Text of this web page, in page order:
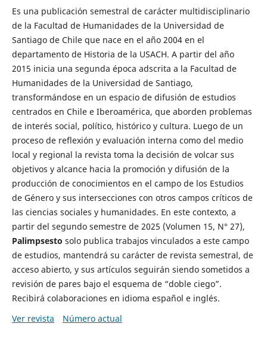
Es una publicación semestral de carácter multidisciplinario
de la Facultad de Humanidades de la Universidad de
Santiago de Chile que nace en el año 2004 en el
departamento de Historia de la USACH. A partir del año
2015 inicia una segunda época adscrita a la Facultad de
Humanidades de la Universidad de Santiago,
transformándose en un espacio de difusión de estudios
centrados en Chile e Iberoamérica, que aborden problemas
de interés social, político, histórico y cultura. Luego de un
proceso de reflexión y evaluación interna como del medio
local y regional la revista toma la decisión de volcar sus
objetivos y alcance hacia la promoción y difusión de la
producción de conocimientos en el campo de los Estudios
de Género y sus intersecciones con otros campos críticos de
las ciencias sociales y humanidades. En este contexto, a
partir del segundo semestre de 2025 (Volumen 15, N° 27),
Palimpsesto solo publica trabajos vinculados a este campo
de estudios, mantendrá su carácter de revista semestral, de
acceso abierto, y sus artículos seguirán siendo sometidos a
revisión de pares bajo el esquema de “doble ciego”.
Recibirá colaboraciones en idioma español e inglés.
Ver revista
Número actual